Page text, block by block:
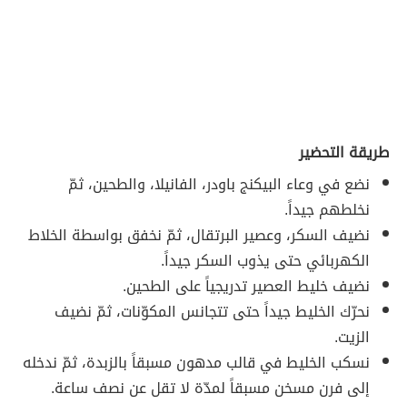
طريقة التحضير
نضع في وعاء البيكنج باودر، الفانيلا، والطحين، ثمّ
نخلطهم جيداً.
نضيف السكر، وعصير البرتقال، ثمّ نخفق بواسطة الخلاط
الكهربائي حتى يذوب السكر جيداً.
نضيف خليط العصير تدريجياً على الطحين.
نحرّك الخليط جيداً حتى تتجانس المكوّنات، ثمّ نضيف
الزيت.
نسكب الخليط في قالب مدهون مسبقاً بالزبدة، ثمّ ندخله
إلى فرن مسخن مسبقاً لمدّة لا تقل عن نصف ساعة.